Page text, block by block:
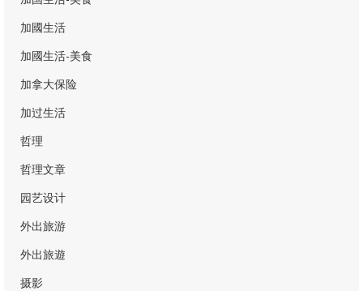
加國生活
加國生活-美食
加拿大保险
加过生活
哲理
哲理文章
园艺设计
外出旅游
外出旅遊
摄影